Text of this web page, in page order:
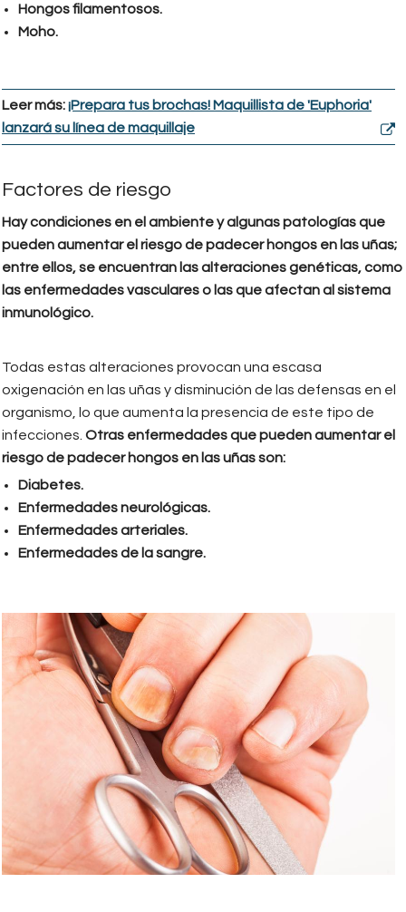
Hongos filamentosos.
Moho.
Leer más:¡Prepara tus brochas! Maquillista de 'Euphoria'
lanzará su línea de maquillaje
Factores de riesgo
Hay condiciones en el ambiente y algunas patologías que
pueden aumentar el riesgo de padecer hongos en las uñas;
entre ellos, se encuentran las alteraciones genéticas, como
las enfermedades vasculares o las que afectan al sistema
inmunológico.
Todas estas alteraciones provocan una escasa
oxigenación en las uñas y disminución de las defensas en el
organismo, lo que aumenta la presencia de este tipo de
infecciones. Otras enfermedades que pueden aumentar el
riesgo de padecer hongos en las uñas son:
Diabetes.
Enfermedades neurológicas.
Enfermedades arteriales.
Enfermedades de la sangre.
una_con_hongo.jpg